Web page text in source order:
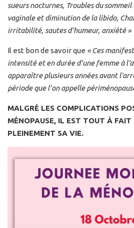
sueurs nocturnes, Troubles du
vaginale et diminution de la libido,
irritabilité, sautes d’humeur, anxiété »
Il est bon de savoir que « Ces
intensité et en durée d’une femme à
apparaître plusieurs années avant
période que l’on appelle
MALGRÉ LES COMPLICATIONS
MÉNOPAUSE, IL EST TOUT À FAIT
PLEINEMENT SA VIE.